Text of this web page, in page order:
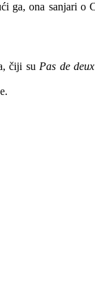
ga, ona sanjari o
čiji suPas de deux